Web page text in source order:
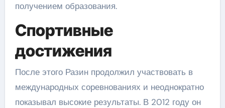
получением образования.
Спортивные
достижения
После этого Разин продолжил участвовать в
международных соревнованиях и неоднократно
показывал высокие результаты. В 2012 году он